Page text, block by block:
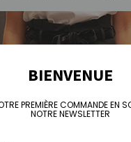
BIENVENUE
PREMIÈRE COMMANDE EN
NOTRE NEWSLETTER